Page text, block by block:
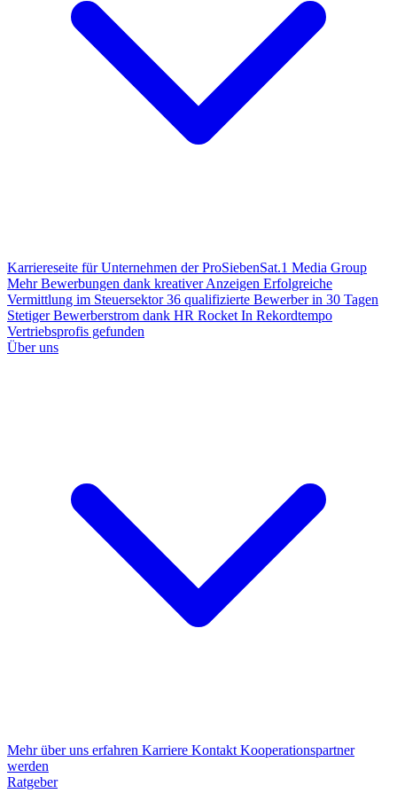
Karriereseite für Unternehmen der ProSiebenSat.1 Media Group
Mehr Bewerbungen dank kreativer Anzeigen Erfolgreiche
Vermittlung im Steuersektor36 qualifizierte Bewerber in 30 Tagen
Stetiger Bewerberstrom dank HR Rocket In Rekordtempo
Vertriebsprofis gefunden
Über uns
Mehr über uns erfahren Karriere Kontakt Kooperationspartner
werden
Ratgeber